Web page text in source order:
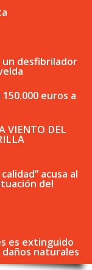
desfibrilador
euros a
VIENTO DEL
acusa al
del
es extinguido
naturales